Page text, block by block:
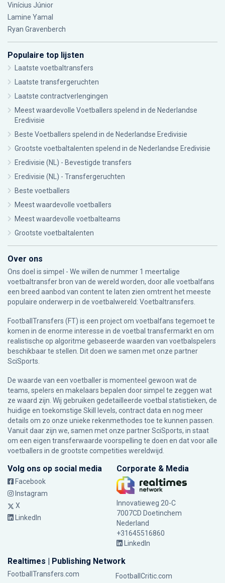
Vinícius Júnior
Lamine Yamal
Ryan Gravenberch
Populaire top lijsten
Laatste voetbaltransfers
Laatste transfergeruchten
Laatste contractverlengingen
Meest waardevolle Voetballers spelend in de Nederlandse
Eredivisie
Beste Voetballers spelend in de Nederlandse Eredivisie
Grootste voetbaltalenten spelend in de Nederlandse Eredivisie
Eredivisie (NL) - Bevestigde transfers
Eredivisie (NL) - Transfergeruchten
Beste voetballers
Meest waardevolle voetballers
Meest waardevolle voetbalteams
Grootste voetbaltalenten
Over ons
Ons doel is simpel - We willen de nummer 1 meertalige
voetbaltransfer bron van de wereld worden, door alle voetbalfans
een breed aanbod van content te laten zien omtrent het meeste
populaire onderwerp in de voetbalwereld: Voetbaltransfers.
FootballTransfers (FT) is een project om voetbalfans tegemoet te
komen in de enorme interesse in de voetbal transfermarkt en om
realistische op algoritme gebaseerde waarden van voetbalspelers
beschikbaar te stellen. Dit doen we samen met onze partner
SciSports
De waarde van een voetballer is momenteel gewoon wat de
teams, spelers en makelaars bepalen door simpel te zeggen wat
ze waard zijn. Wij gebruiken gedetailleerde voetbal statistieken, de
huidige en toekomstige Skill levels, contract data en nog meer
details om zo onze unieke rekenmethodes toe te kunnen passen.
Vanuit daar zijn we, samen met onze partner SciSports, in staat
om een eigen transferwaarde voorspelling te doen en dat voor alle
voetballers in de grootste competities wereldwijd.
Volg ons op social media
Facebook
Instagram
X
LinkedIn
Corporate & Media
Innovatieweg 20-C
7007CD Doetinchem
Nederland
+31645516860
LinkedIn
Realtimes | Publishing Network
FootballTransfers.com FootballCritic.com